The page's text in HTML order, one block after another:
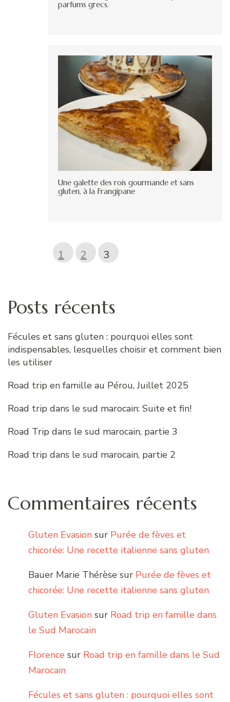
parfums grecs.
Une galette des rois gourmande et sans
gluten, à la Frangipane
1 2 3
Posts récents
Fécules et sans gluten : pourquoi elles sont
indispensables, lesquelles choisir et comment bien
les utiliser
Road trip en famille au Pérou, Juillet 2025
Road trip dans le sud marocain: Suite et fin!
Road Trip dans le sud marocain, partie 3
Road trip dans le sud marocain, partie 2
Commentaires récents
Gluten Evasion sur Purée de fèves et
chicorée: Une recette italienne sans gluten
Bauer Marie Thérèse sur Purée de fèves et
chicorée: Une recette italienne sans gluten
Gluten Evasion sur Road trip en famille dans
le Sud Marocain
Florence sur Road trip en famille dans le Sud
Marocain
Fécules et sans gluten : pourquoi elles sont